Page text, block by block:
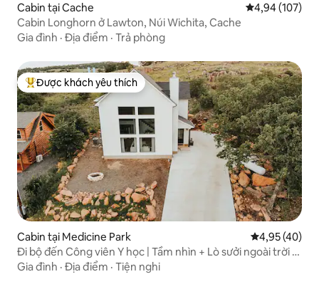
Cabin tại Cache Xếp hạng
4,94 (107)
Cabin Longhorn ở Lawton, Núi Wichita, Cache
Gia đình · Địa điểm · Trả phòng
Được khách yêu thích nhất
Được khách yêu thích
Cabin tại Medicine Park Xếp hạng
4,95 (40)
Đi bộ đến Công viên Y học | Tầm nhìn + Lò sưởi ngoài trời |
8 người
Gia đình · Địa điểm · Tiện nghi